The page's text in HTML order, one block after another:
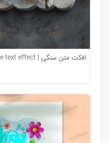
افکت متن سنگی | Stone text effect